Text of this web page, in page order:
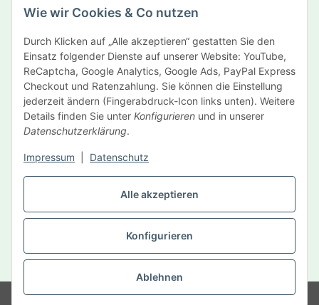
Alle akzeptieren
Konfigurieren
Ablehnen
Wie wir Cookies & Co nutzen
Durch Klicken auf „Alle akzeptieren“ gestatten Sie den
Einsatz folgender Dienste auf unserer Website: YouTube,
ReCaptcha, Google Analytics, Google Ads, PayPal Express
Checkout und Ratenzahlung. Sie können die Einstellung
jederzeit ändern (Fingerabdruck-Icon links unten). Weitere
Details finden Sie unter Konfigurieren und in unserer
Datenschutzerklärung.
Impressum Datenschutz
Newsletter Abonnieren
Informationen
Gesetzliche Informationen
Hersteller
Vertrag widerrufen
* Alle Preise inkl. gesetzlicher USt., zzgl.